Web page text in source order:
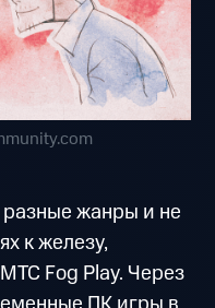
жанры и не
к железу,
Fog Play. Через